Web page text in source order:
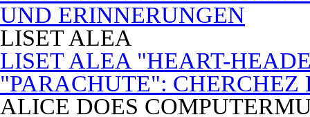
UND ERINNERUNGEN
LISET ALEA
LISET ALEA "HEART-
"PARACHUTE": CHERCHEZ
ALICE DOES